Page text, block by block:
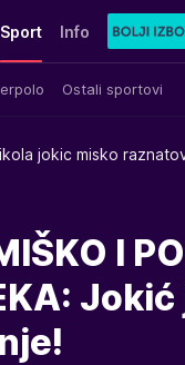
Sport
Ostali sportovi
Info
jokic misko
I